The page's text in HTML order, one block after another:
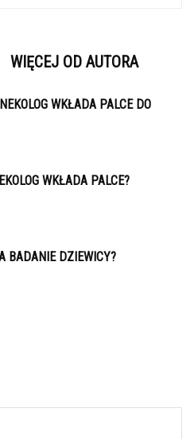
WIĘCEJ OD AUTORA
WKŁADA PALCE DO
WKŁADA PALCE?
BADANIE DZIEWICY?